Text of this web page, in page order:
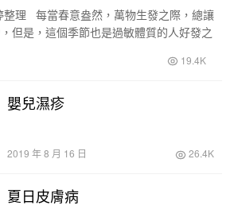
整理 每當春意盎然，萬物生發之際，總讓
但是，這個季節也是過敏體質的人好發之
19.4K
嬰兒濕疹
2019 年 8 月 16 日 26.4K
夏日皮膚病